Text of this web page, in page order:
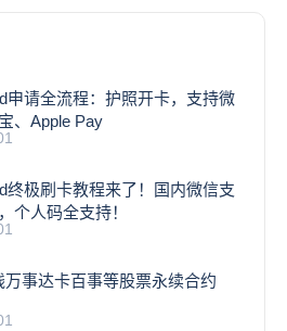
申请全流程：护照开卡，支持微
、Apple Pay
终极刷卡教程来了！国内微信支
个人码全支持！
万事达卡百事等股票永续合约